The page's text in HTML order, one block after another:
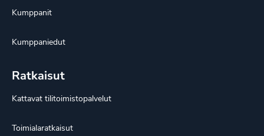
Kumppanit
Kumppaniedut
Ratkaisut
Kattavat tilitoimistopalvelut
Toimialaratkaisut